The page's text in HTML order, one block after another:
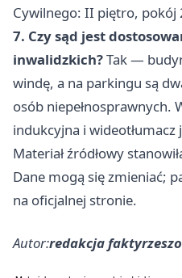
Cywilnego: II piętro, pokój
7. Czy sąd jest
inwalidzkich?Tak —
windę, a na parkingu są
osób niepełnosprawnych.
indukcyjna i
Materiał źródłowy
Dane mogą się zmieniać;
na oficjalnej stronie.
Autor:redakcja